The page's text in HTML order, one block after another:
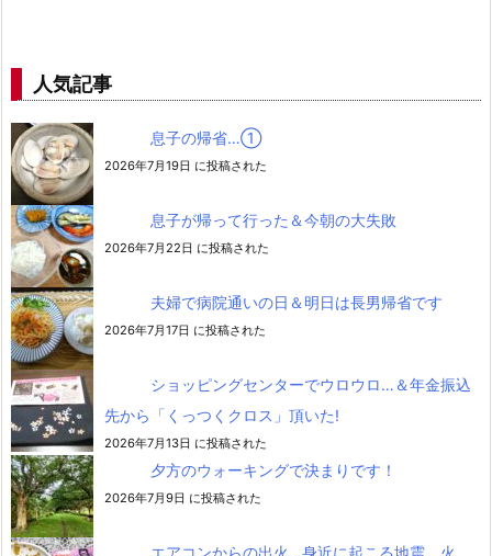
人気記事
息子の帰省…➀
2026年7月19日 に投稿された
息子が帰って行った＆今朝の大失敗
2026年7月22日 に投稿された
夫婦で病院通いの日＆明日は長男帰省です
2026年7月17日 に投稿された
ショッピングセンターでウロウロ…＆年金振込
先から「くっつくクロス」頂いた!
2026年7月13日 に投稿された
夕方のウォーキングで決まりです！
2026年7月9日 に投稿された